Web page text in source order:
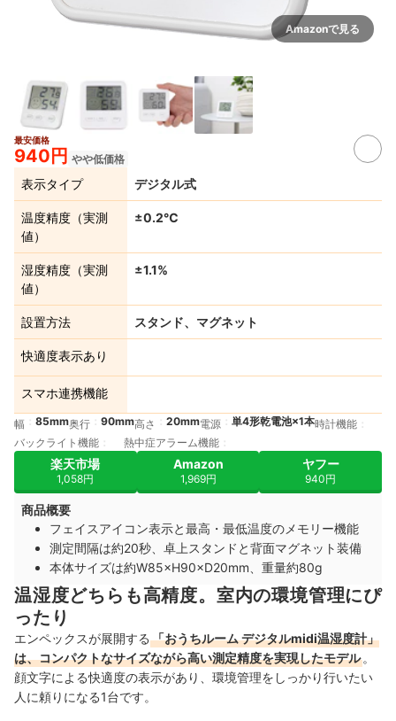
Amazonで見る
最安価格
940円 やや低価格
表示タイプ デジタル式
温度精度（実測
値）
±0.2℃
湿度精度（実測
値）
±1.1%
設置方法 スタンド、マグネット
快適度表示あり
スマホ連携機能
幅 85mm奥行 90mm高さ 20mm電源 単4形乾電池×1本時計機能
バックライト機能
熱中症アラーム機能
楽天市場
1,058円
Amazon
1,969円
ヤフー
940円
商品概要
フェイスアイコン表示と最高・最低温度のメモリー機能
測定間隔は約20秒、卓上スタンドと背面マグネット装備
本体サイズは約W85×H90×D20mm、重量約80g
温湿度どちらも高精度。室内の環境管理にぴ
ったり
エンペックスが展開する 「おうちルーム デジタルmidi温湿度計」
は、コンパクトなサイズながら高い測定精度を実現したモデル 。
顔文字による快適度の表示があり、環境管理をしっかり行いたい
人に頼りになる1台です。